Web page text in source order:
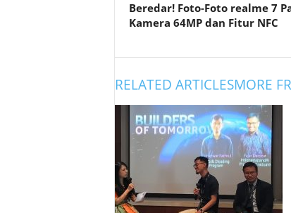
Beredar! Foto-Foto realme 7
Kamera 64MP dan Fitur NFC
RELATED ARTICLESMORE